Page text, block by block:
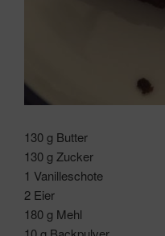
130 g Butter
130 g Zucker
1 Vanilleschote
2 Eier
180 g Mehl